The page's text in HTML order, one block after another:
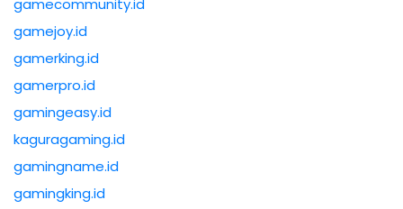
gamejoy.id
gamerking.id
gamerpro.id
gamingeasy.id
kaguragaming.id
gamingname.id
gamingking.id